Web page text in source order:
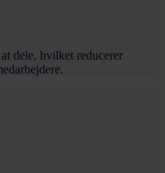
dele, hvilket reducerer